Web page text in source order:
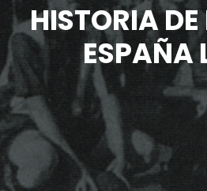
Search
HISTORIA
ESPAÑA